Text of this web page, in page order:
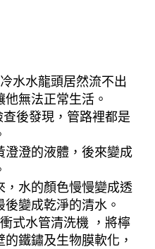
水水龍頭居然流不出
無法正常生活。
後發現，管路裡都是
澄澄的液體，後來變成
，水的顏色慢慢變成透
變成乾淨的清水。
式水管清洗機 ，將檸
鐵鏽及生物膜軟化，